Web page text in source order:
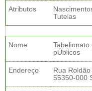
Atributos
Tutelas
Nome
pÚblicos
Endereço
Rua
55350-000